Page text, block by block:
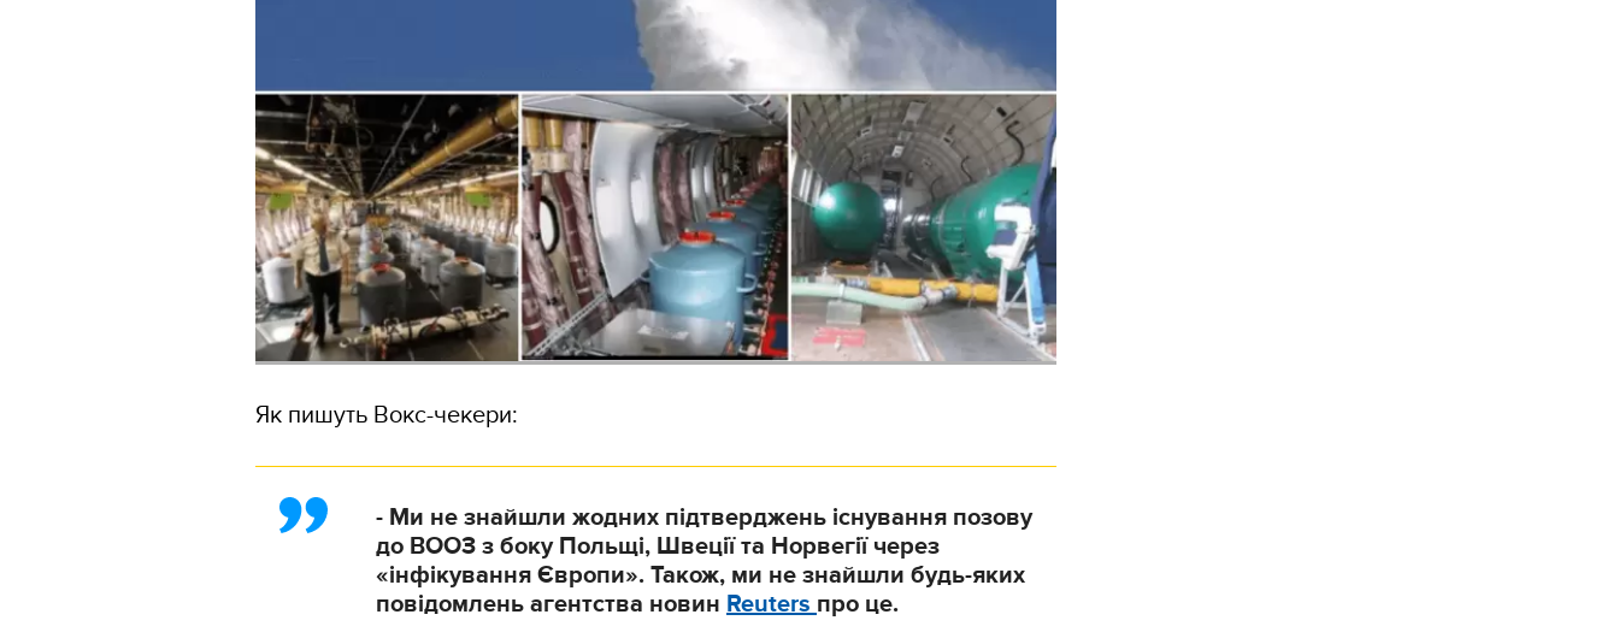
Як пишуть Вокс-чекери:
- Ми не знайшли жодних підтверджень існування позову
до ВООЗ з боку Польщі, Швеції та Норвегії через
«інфікування Європи». Також, ми не знайшли будь-яких
повідомлень агентства новин Reuters про це.